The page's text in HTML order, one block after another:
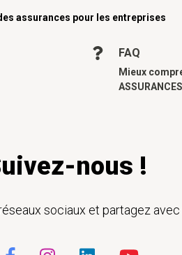
assurances pour les entreprises
FAQ
Mieux
ASSURANCES
nous !
sociaux et partagez